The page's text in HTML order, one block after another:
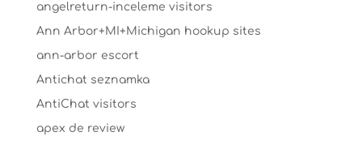
angelreturn-inceleme visitors
Ann Arbor+MI+Michigan hookup sites
ann-arbor escort
Antichat seznamka
AntiChat visitors
apex de review